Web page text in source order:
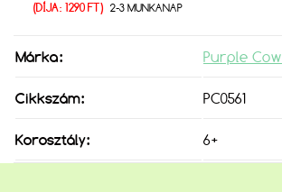
(DÍJA: 1290 FT) 2-3 MUNKANAP
Márka: Purple Cow
Cikkszám: PC0561
Korosztály: 6+